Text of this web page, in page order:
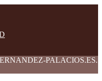
PALACIOS.ES.